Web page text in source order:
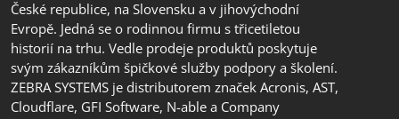
České republice, na Slovensku a v jihovýchodní
Evropě. Jedná se o rodinnou firmu s třicetiletou
historií na trhu. Vedle prodeje produktů poskytuje
svým zákazníkům špičkové služby podpory a školení.
ZEBRA SYSTEMS je distributorem značek Acronis, AST,
Cloudflare, GFI Software, N-able a Company